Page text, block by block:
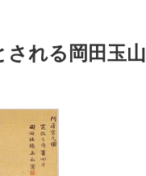
される岡田玉山